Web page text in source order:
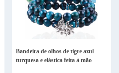
Bandeira de olhos de tigre azul
turquesa e elástica feita à mão